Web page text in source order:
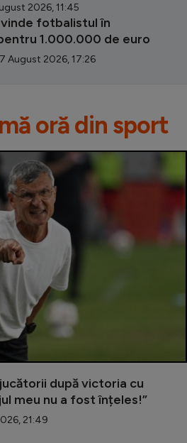
2026, 11:45
vinde fotbalistul în
1.000.000 de euro
August 2026, 17:26
oră din sport
după victoria cu
meu nu a fost înțeles!”
21:49